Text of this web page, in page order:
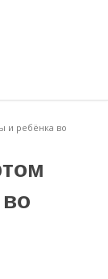
и ребёнка во